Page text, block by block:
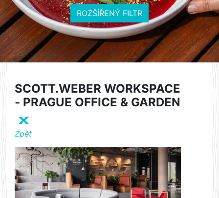
ROZŠÍŘENÝ FILTR
SCOTT.WEBER WORKSPACE
- PRAGUE OFFICE & GARDEN
X
Zpět